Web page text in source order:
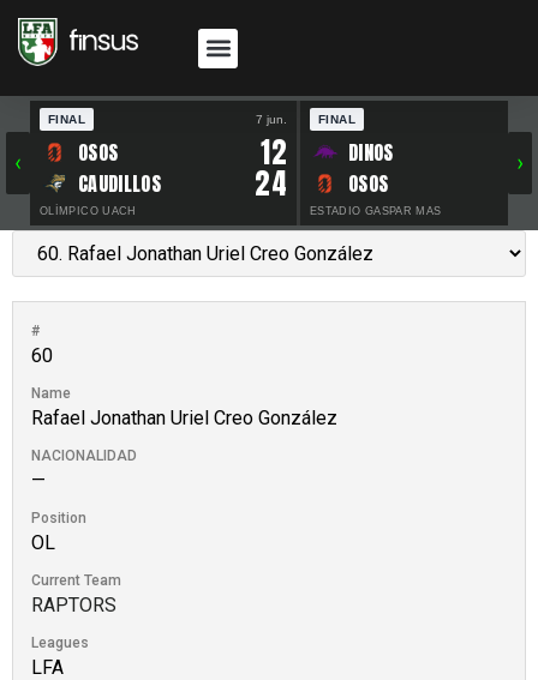
‹
FINAL 7 jun.
OSOS 12
CAUDILLOS 24
OLÍMPICO UACH
FINAL
DINOS
OSOS
ESTADIO GASPAR MAS
›
#
60
Name
Rafael Jonathan Uriel Creo González
NACIONALIDAD
—
Position
OL
Current Team
RAPTORS
Leagues
LFA